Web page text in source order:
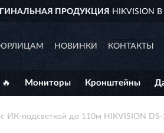
ПРОДУКЦИЯ HIKVISION В
ЮРЛИЦАМ НОВИНКИ КОНТАКТЫ
Мониторы Кронштейны
ИК-подсветкой до 110м HIKVISION DS-